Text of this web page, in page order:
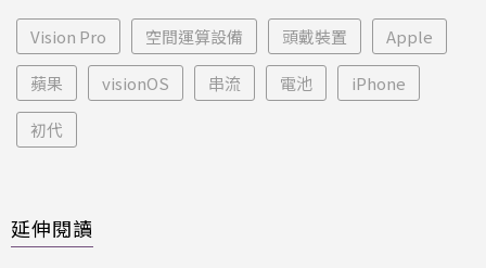
Vision Pro 空間運算設備 頭戴裝置 Apple
蘋果 visionOS 串流 電池 iPhone
初代
延伸閱讀